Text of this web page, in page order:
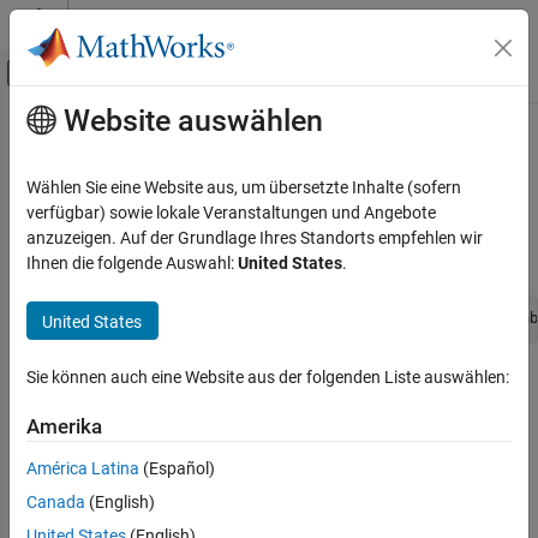
Weiter zum Inhalt
Umschaltung für Off-Canvas-
Startseite der Dokumentation
Author Block Algorithms
Author Blocks Using C/C++
Configure C/C++ S-Function Features
ssSetSignalSizesComputeType
Syntax
Arguments
Hauptinhalt
ssSetSignalSizesComputeType
Set the type of output dependency on the input signal.
Syntax
void ssSetSignalSizesComputeType (SimStruct *S,
Arguments
S
Type
Enum value corresponding to the signal size compute type.
Website auswählen
Wählen Sie eine Website aus, um übersetzte Inhalte (sofern
verfügbar) sowie lokale Veranstaltungen und Angebote
anzuzeigen. Auf der Grundlage Ihres Standorts empfehlen wir
Ihnen die folgende Auswahl:United States.
United States
Sie können auch eine Website aus der folgenden Liste auswählen:
Amerika
América Latina (Español)
Canada (English)